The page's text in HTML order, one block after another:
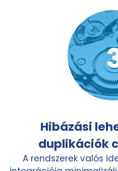
Hibázási
duplikációk
A rendszerek valós